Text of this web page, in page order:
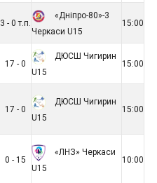
3 - 0 т.п.
«Дніпро-80»-3
Черкаси U15
15:00
17 - 0
ДЮСШ Чигирин
U15
15:00
17 - 0
ДЮСШ Чигирин
U15
15:00
0 - 15
«ЛНЗ» Черкаси
U15
10:00